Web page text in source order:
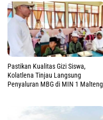
Pastikan Kualitas Gizi Siswa,
Kolatlena Tinjau Langsung
Penyaluran MBG di MIN 1 Malteng